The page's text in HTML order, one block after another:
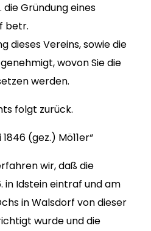
Gründung eines
betr.
dieses Vereins, sowie die
wovon Sie die
werden.
folgt zurück.
(gez.) Mö11er“
wir, daß die
in Idstein eintraf und am
in Walsdorf von dieser
wurde und die